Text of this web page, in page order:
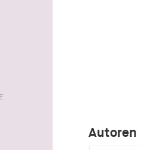
Autoren